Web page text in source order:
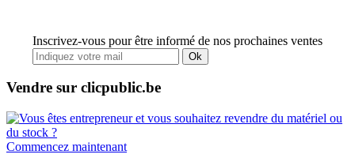
Inscrivez-vous pour être informé de nos prochaines ventes
Ok
Vendre sur clicpublic.be
Commencez maintenant